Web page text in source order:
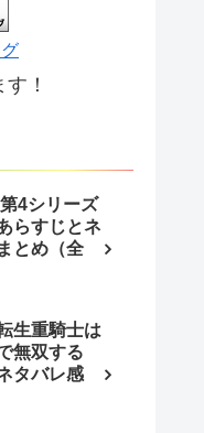
！
4シリーズ
らすじとネ
とめ（全
生重騎士は
無双する
タバレ感